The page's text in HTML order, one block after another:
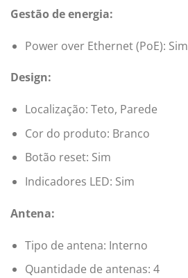
Gestão de energia:
Power over Ethernet (PoE): Sim
Design:
Localização: Teto, Parede
Cor do produto: Branco
Botão reset: Sim
Indicadores LED: Sim
Antena:
Tipo de antena: Interno
Quantidade de antenas: 4